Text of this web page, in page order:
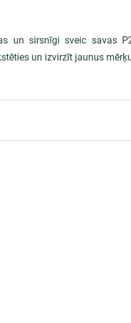
un sirsnīgi sveic savas
un izvirzīt jaunus